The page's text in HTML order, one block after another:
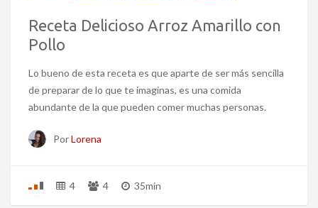
Receta Delicioso Arroz Amarillo con
Pollo
Lo bueno de esta receta es que aparte de ser más sencilla
de preparar de lo que te imaginas, es una comida
abundante de la que pueden comer muchas personas.
PorLorena
4 4 35min